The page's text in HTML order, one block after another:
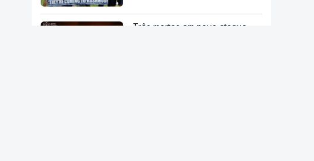
Três mortos em novo ataque